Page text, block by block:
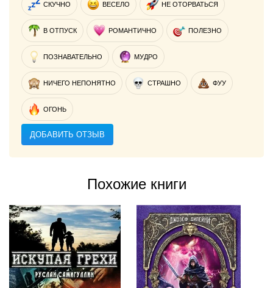
СКУЧНО ВЕСЕЛО НЕ ОТОРВАТЬСЯ
В ОТПУСК РОМАНТИЧНО ПОЛЕЗНО
ПОЗНАВАТЕЛЬНО МУДРО
НИЧЕГО НЕПОНЯТНО СТРАШНО ФУУ
ОГОНЬ
ДОБАВИТЬ ОТЗЫВ
Похожие книги